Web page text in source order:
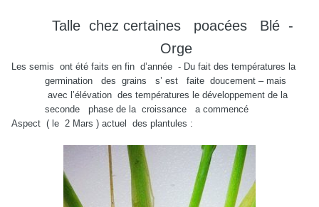
Talle chez certaines poacées Blé -
Orge
Les semis ont été faits en fin d’année - Du fait des températures la
germination
des grains s’ est faite doucement – mais
avec l’élévation des températures le développement de la
seconde
phase de la croissance
a commencé
Aspect ( le 2 Mars ) actuel des plantules :